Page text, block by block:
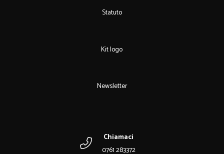
Statuto
Kit logo
Newsletter
Chiamaci
0761 283372